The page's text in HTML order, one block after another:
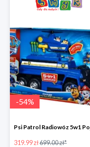
-54%
319.99 zł699.00 zł*